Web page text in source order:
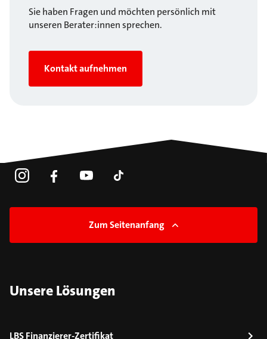
Sie haben Fragen und möchten persönlich mit
unseren Berater:innen sprechen.
Kontakt aufnehmen
Zum Seitenanfang
Unsere Lösungen
LBS Finanzierer-Zertifikat